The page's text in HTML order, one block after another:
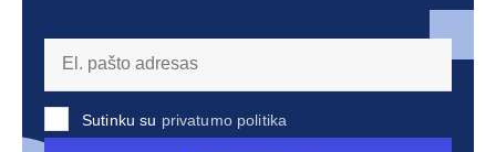
Sutinku su privatumo politika